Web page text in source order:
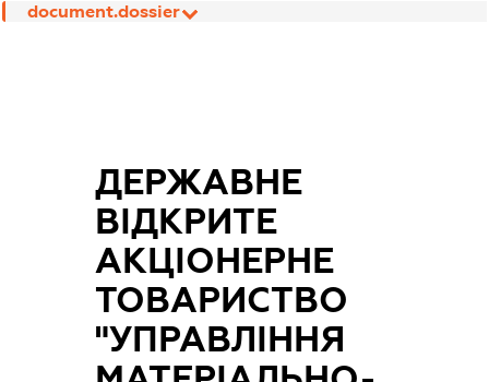
document.dossier
ДЕРЖАВНЕ
ВІДКРИТЕ
АКЦІОНЕРНЕ
ТОВАРИСТВО
"УПРАВЛІННЯ